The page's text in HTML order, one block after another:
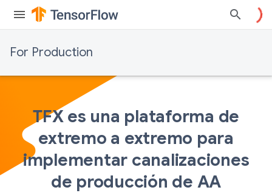
For Production
TFX es una plataforma de
extremo a extremo para
implementar canalizaciones
de producción de AA